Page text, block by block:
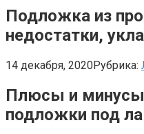
Подложка из
недостатки,
14 декабря, 2020Рубрика:
Плюсы и минусы
подложки под